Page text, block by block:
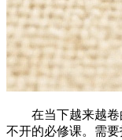
在当下越来越卷
不开的必修课。需